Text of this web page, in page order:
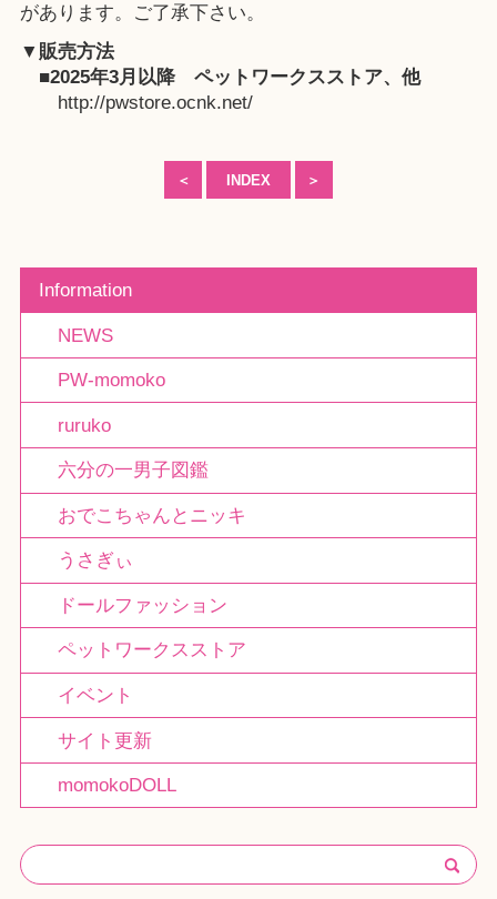
があります。ご了承下さい。
▼販売方法
■2025年3月以降 ペットワークスストア、他
http://pwstore.ocnk.net/
＜ INDEX ＞
Information
NEWS
PW-momoko
ruruko
六分の一男子図鑑
おでこちゃんとニッキ
うさぎぃ
ドールファッション
ペットワークスストア
イベント
サイト更新
momokoDOLL